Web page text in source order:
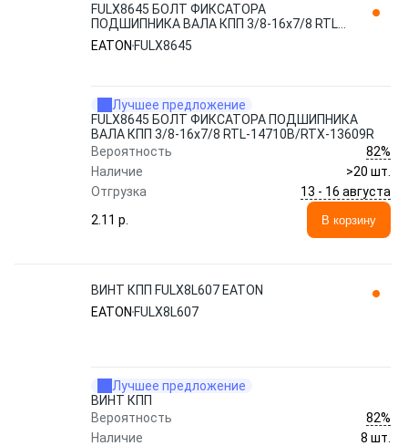
FULX8645 БОЛТ ФИКСАТОРА
ПОДШИПНИКА ВАЛА КПП 3/8-16x7/8 RTL-
14710B/RTX-13609R EATON
EATON FULX8645
Лучшее предложение
FULX8645 БОЛТ ФИКСАТОРА ПОДШИПНИКА
ВАЛА КПП 3/8-16x7/8 RTL-14710B/RTX-13609R
Вероятность
82%
Наличие
>20 шт.
Отгрузка
13 - 16 августа
2.11 p.
В корзину
ВИНТ КПП FULX8L607 EATON
EATON FULX8L607
Лучшее предложение
ВИНТ КПП
Вероятность
82%
Наличие
8 шт.